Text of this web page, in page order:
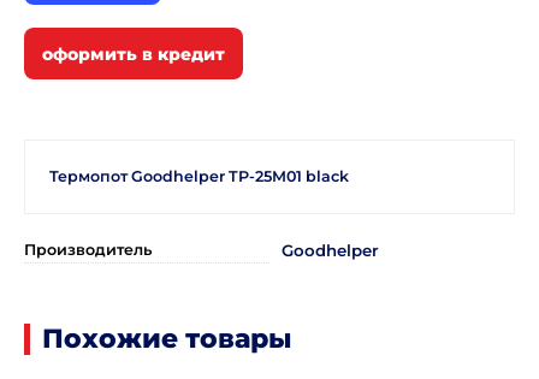
Термопот Goodhelper TP-25M01 black
Производитель Goodhelper
Похожие товары